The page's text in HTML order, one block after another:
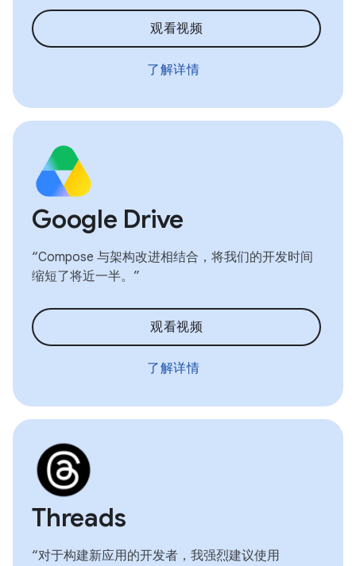
观看视频
了解详情
Google Drive
“Compose 与架构改进相结合，将我们的开发时间
缩短了将近一半。”
观看视频
了解详情
Threads
“对于构建新应用的开发者，我强烈建议使用